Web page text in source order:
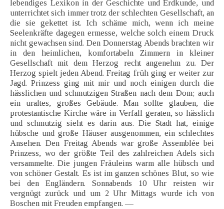
lebendiges Lexikon in der Geschichte und Erdkunde, und
unterrichtet sich immer trotz der schlechten Gesellschaft, an
die sie gekettet ist. Ich schäme mich, wenn ich meine
Seelenkräfte dagegen ermesse, welche solch einem Druck
nicht gewachsen sind. Den Donnerstag Abends brachten wir
in den heimlichen, komfortabeln Zimmern in kleiner
Gesellschaft mit dem Herzog recht angenehm zu. Der
Herzog spielt jeden Abend. Freitag früh ging er weiter zur
Jagd. Prinzess ging mit mir und noch einigen durch die
hässlichen und schmutzigen Straßen nach dem Dom; auch
ein uraltes, großes Gebäude. Man sollte glauben, die
protestantische Kirche wäre in Verfall geraten, so hässlich
und schmutzig sieht es darin aus. Die Stadt hat, einige
hübsche und große Häuser ausgenommen, ein schlechtes
Ansehen. Den Freitag Abends war große Assemblée bei
Prinzess, wo der größte Teil des zahlreichen Adels sich
versammelte. Die jungen Fräuleins warm alle hübsch und
von schöner Gestalt. Es ist im ganzen schönes Blut, so wie
bei den Engländern. Sonnabends 10 Uhr reisten wir
vergnügt zurück und um 2 Uhr Mittags wurde ich von
Boschen mit Freuden empfangen. —